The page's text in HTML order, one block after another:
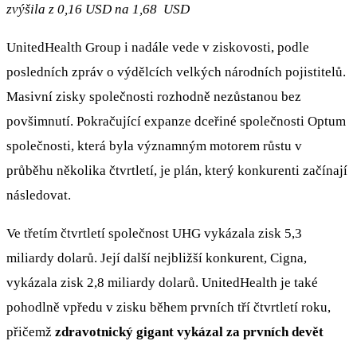
zvýšila z 0,16 USD na 1,68 USD
UnitedHealth Group i nadále vede v ziskovosti, podle
posledních zpráv o výdělcích velkých národních pojistitelů.
Masivní zisky společnosti rozhodně nezůstanou bez
povšimnutí. Pokračující expanze dceřiné společnosti Optum
společnosti, která byla významným motorem růstu v
průběhu několika čtvrtletí, je plán, který konkurenti začínají
následovat.
Ve třetím čtvrtletí společnost UHG vykázala zisk 5,3
miliardy dolarů. Její další nejbližší konkurent, Cigna,
vykázala zisk 2,8 miliardy dolarů. UnitedHealth je také
pohodlně vpředu v zisku během prvních tří čtvrtletí roku,
přičemž zdravotnický gigant vykázal za prvních devět